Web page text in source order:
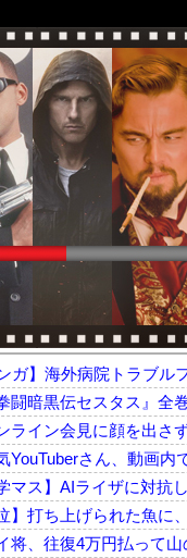
ガ】海外病院トラブル
闘暗黒伝セスタス』全
ライン会見に顔を出さ
YouTuberさん、動画内
マス】AIライザに対抗
】打ち上げられた魚に
将、往復4万円払って